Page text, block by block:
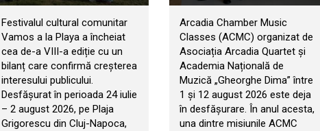
Festivalul cultural comunitar
Vamos a la Playa a încheiat
cea de-a VIII-a ediție cu un
bilanț care confirmă creșterea
interesului publicului.
Desfășurat în perioada 24 iulie
– 2 august 2026, pe Plaja
Grigorescu din Cluj-Napoca,
Arcadia Chamber Music
Classes (ACMC) organizat de
Asociația Arcadia Quartet și
Academia Națională de
Muzică „Gheorghe Dima” între
1 și 12 august 2026 este deja
în desfășurare. În anul acesta,
una dintre misiunile ACMC